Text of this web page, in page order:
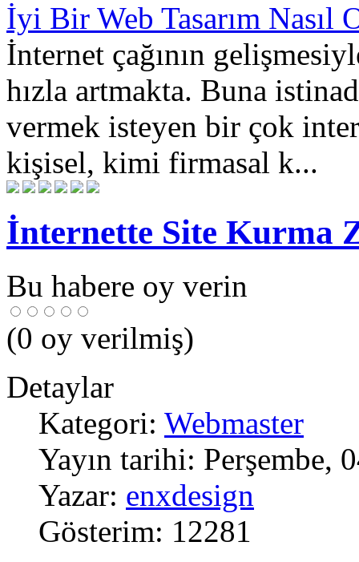
İyi Bir Web Tasarım Nasıl
İnternet çağının
hızla artmakta. Buna
vermek isteyen bir çok
kişisel, kimi firmasal k...
İnternette Site Kurma
Bu habere oy verin
(0 oy verilmiş)
Detaylar
Kategori: Webmaster
Yayın tarihi: Perşembe,
Yazar: enxdesign
Gösterim: 12281